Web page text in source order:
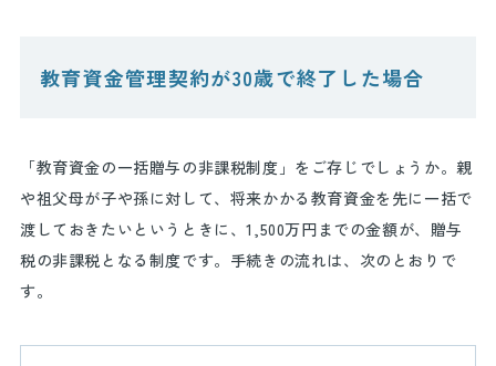
教育資金管理契約が30歳で終了した場合
「教育資金の一括贈与の非課税制度」をご存じでしょうか。親
や祖父母が子や孫に対して、将来かかる教育資金を先に一括で
渡しておきたいというときに、1,500万円までの金額が、贈与
税の非課税となる制度です。手続きの流れは、次のとおりで
す。